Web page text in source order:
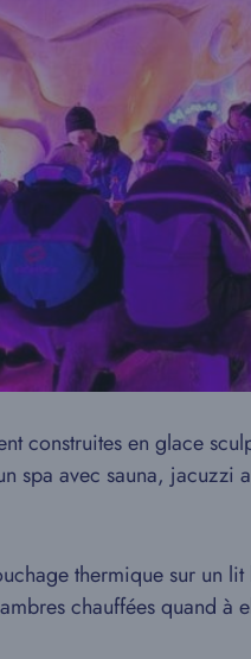
construites en glace
spa avec sauna,
thermique sur un
chauffées quand